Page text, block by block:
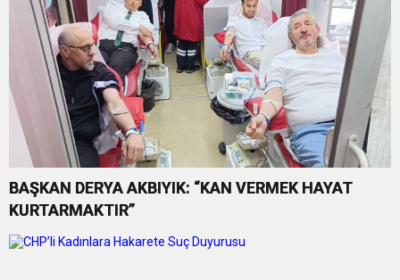
BAŞKAN DERYA AKBIYIK: “KAN VERMEK HAYAT
KURTARMAKTIR”